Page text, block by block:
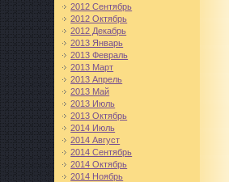
2012 Сентябрь
2012 Октябрь
2012 Декабрь
2013 Январь
2013 Февраль
2013 Март
2013 Апрель
2013 Май
2013 Июль
2013 Октябрь
2014 Июль
2014 Август
2014 Сентябрь
2014 Октябрь
2014 Ноябрь